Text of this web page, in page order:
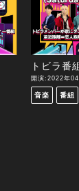
トビラ番
開演:2022年
音楽 番組